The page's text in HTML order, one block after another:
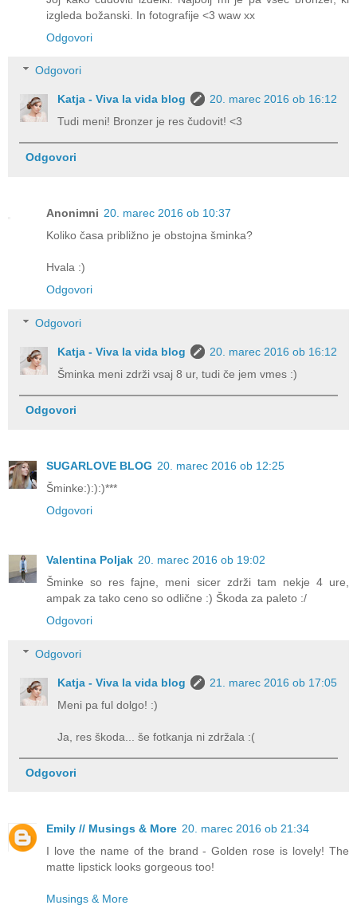
izgleda božanski. In fotografije <3 waw xx
Odgovori
Odgovori
Katja - Viva la vida blog
20. marec 2016 ob 16:12
Tudi meni! Bronzer je res čudovit! <3
Odgovori
Anonimni 20. marec 2016 ob 10:37
Koliko časa približno je obstojna šminka?
Hvala :)
Odgovori
Odgovori
Katja - Viva la vida blog
20. marec 2016 ob 16:12
Šminka meni zdrži vsaj 8 ur, tudi če jem vmes :)
Odgovori
SUGARLOVE BLOG 20. marec 2016 ob 12:25
Šminke:):):)***
Odgovori
Valentina Poljak 20. marec 2016 ob 19:02
Šminke so res fajne, meni sicer zdrži tam nekje 4 ure,
ampak za tako ceno so odlične :) Škoda za paleto :/
Odgovori
Odgovori
Katja - Viva la vida blog
21. marec 2016 ob 17:05
Meni pa ful dolgo! :)
Ja, res škoda... še fotkanja ni zdržala :(
Odgovori
Emily // Musings & More 20. marec 2016 ob 21:34
I love the name of the brand - Golden rose is lovely! The
matte lipstick looks gorgeous too!
Musings & More